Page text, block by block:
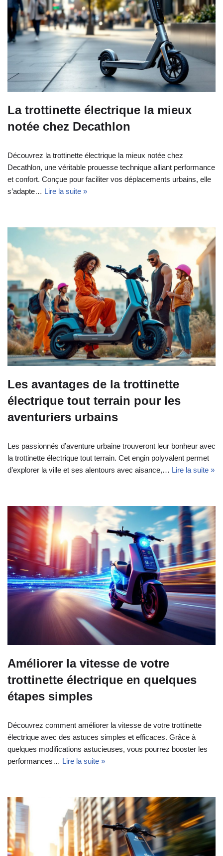
La trottinette électrique la mieux
notée chez Decathlon
Découvrez la trottinette électrique la mieux notée chez
Decathlon, une véritable prouesse technique alliant performance
et confort. Conçue pour faciliter vos déplacements urbains, elle
s’adapte… Lire la suite »
Les avantages de la trottinette
électrique tout terrain pour les
aventuriers urbains
Les passionnés d’aventure urbaine trouveront leur bonheur avec
la trottinette électrique tout terrain. Cet engin polyvalent permet
d’explorer la ville et ses alentours avec aisance,… Lire la suite »
Améliorer la vitesse de votre
trottinette électrique en quelques
étapes simples
Découvrez comment améliorer la vitesse de votre trottinette
électrique avec des astuces simples et efficaces. Grâce à
quelques modifications astucieuses, vous pourrez booster les
performances… Lire la suite »